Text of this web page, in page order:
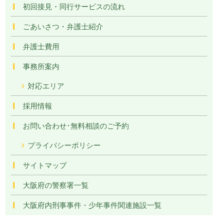
初回接見・同行サービスの流れ
ごあいさつ・弁護士紹介
弁護士費用
事務所案内
対応エリア
採用情報
お問い合わせ･無料相談のご予約
プライバシーポリシー
サイトマップ
大阪府の警察署一覧
大阪府内刑事事件・少年事件関連施設一覧